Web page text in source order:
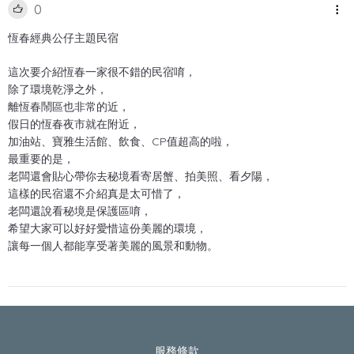
0
恆春經典公仔主題民宿
這次要介紹恆春一家很不錯的民宿唷，
除了環境乾淨之外，
離恆春鬧區也非常的近，
假日的恆春夜市就在附近，
加油站、寶雅生活館、飲食、CP值超高的啦，
最重要的是，
老闆還會貼心帶你去秘境看寄居蟹、拍美照、看夕陽，
這樣的民宿還不介紹真是太可惜了，
老闆還說看秘境是保護區唷，
希望大家可以好好愛惜這份美麗的環境，
讓每一個人都能享受著美麗的風景和動物。
服務條款